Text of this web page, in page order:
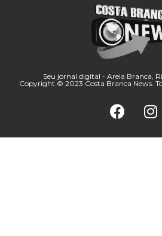
Seu jornal digital - Areia Branca,
Copyright © 2023 Costa Branca News.